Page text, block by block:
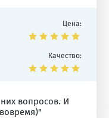
Цена:
Качество:
вопросов. И